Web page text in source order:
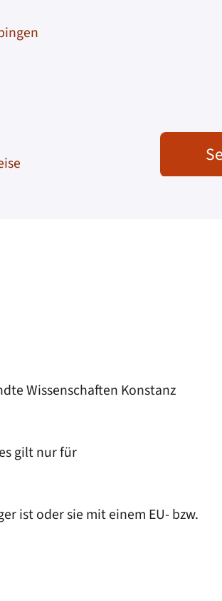
Wissenschaften Konstanz
gilt nur für
ist oder sie mit einem EU- bzw.